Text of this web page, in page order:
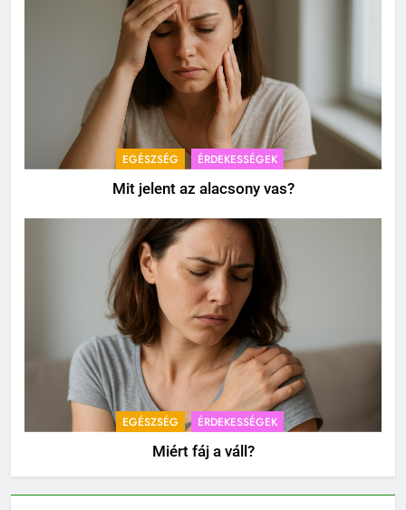
EGÉSZSÉG ÉRDEKESSÉGEK
Mit jelent az alacsony vas?
EGÉSZSÉG ÉRDEKESSÉGEK
Miért fáj a váll?